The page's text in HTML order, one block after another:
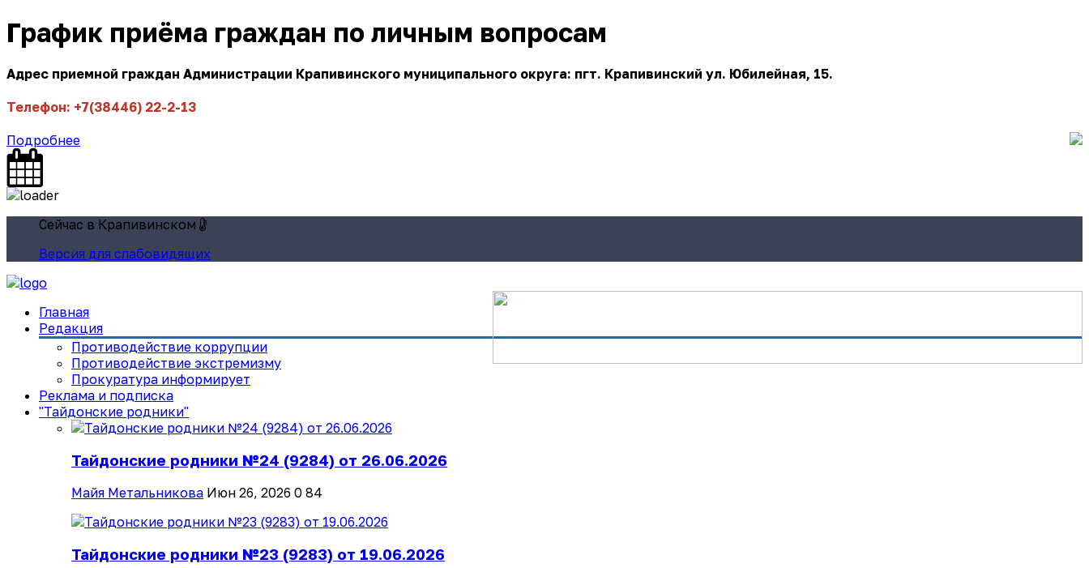
График приёма граждан по личным вопросам
Адрес приемной граждан Администрации Крапивинского муниципального округа: пгт. Крапивинский ул. Юбилейная, 15.
Телефон: +7(38446) 22-2-13
Подробнее
Сейчас в Крапивинском
Версия для слабовидящих
Главная
Редакция
Противодействие коррупции
Противодействие экстремизму
Прокуратура информирует
Реклама и подписка
"Тайдонские родники"
Тайдонские родники №24 (9284) от 26.06.2026
Майя Метальникова Июн 26, 2026 0 84
Тайдонские родники №23 (9283) от 19.06.2026